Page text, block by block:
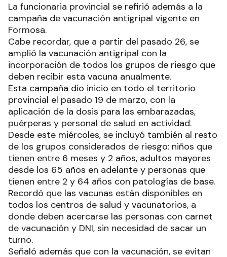
La funcionaria provincial se refirió además a la
campaña de vacunación antigripal vigente en
Formosa.
Cabe recordar, que a partir del pasado 26, se
amplió la vacunación antigripal con la
incorporación de todos los grupos de riesgo que
deben recibir esta vacuna anualmente.
Esta campaña dio inicio en todo el territorio
provincial el pasado 19 de marzo, con la
aplicación de la dosis para las embarazadas,
puérperas y personal de salud en actividad.
Desde este miércoles, se incluyó también al resto
de los grupos considerados de riesgo: niños que
tienen entre 6 meses y 2 años, adultos mayores
desde los 65 años en adelante y personas que
tienen entre 2 y 64 años con patologías de base.
Recordó que las vacunas están disponibles en
todos los centros de salud y vacunatorios, a
donde deben acercarse las personas con carnet
de vacunación y DNI, sin necesidad de sacar un
turno.
Señaló además que con la vacunación, se evitan